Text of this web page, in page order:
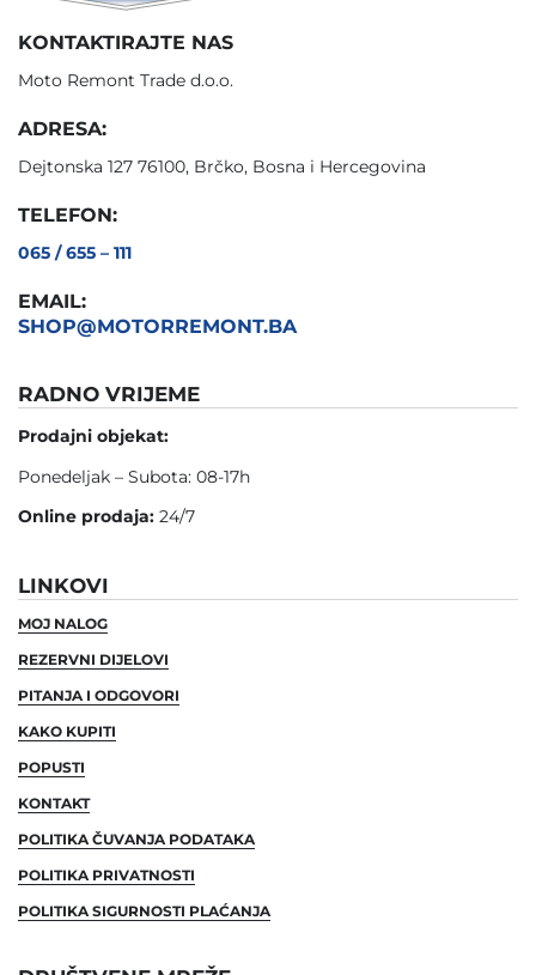
KONTAKTIRAJTE NAS
Moto Remont Trade d.o.o.
ADRESA:
Dejtonska 127 76100, Brčko, Bosna i Hercegovina
TELEFON:
065 / 655 – 111
EMAIL:
SHOP@MOTORREMONT.BA
RADNO VRIJEME
Prodajni objekat:
Ponedeljak – Subota: 08-17h
Online prodaja: 24/7
LINKOVI
MOJ NALOG
REZERVNI DIJELOVI
PITANJA I ODGOVORI
KAKO KUPITI
POPUSTI
KONTAKT
POLITIKA ČUVANJA PODATAKA
POLITIKA PRIVATNOSTI
POLITIKA SIGURNOSTI PLAĆANJA